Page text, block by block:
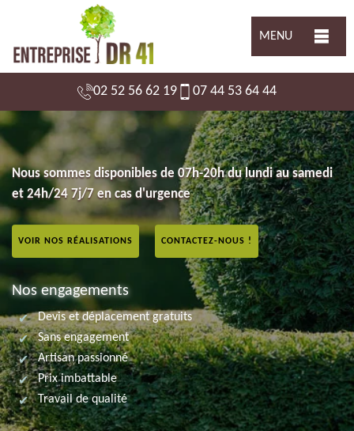
MENU
02 52 56 62 19 07 44 53 64 44
Nous sommes disponibles de 07h-20h du lundi au samedi
et 24h/24 7j/7 en cas d'urgence
VOIR NOS RÉALISATIONS CONTACTEZ-NOUS !
Nos engagements
Devis et déplacement gratuits
Sans engagement
Artisan passionné
Prix imbattable
Travail de qualité